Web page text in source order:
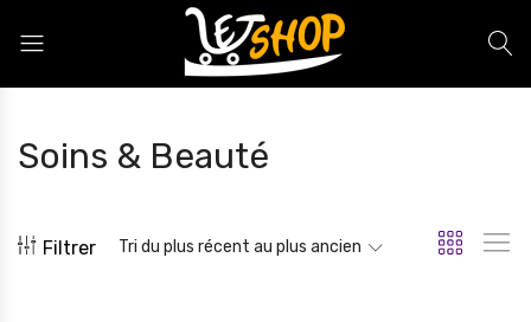
Soins & Beauté
Filtrer Tri du plus récent au plus ancien